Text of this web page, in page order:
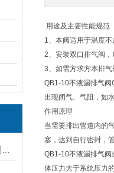
用途及主要性能规范
1、本阀适用于温度
2、安装双口排气阀
3、如需方求方本排
QB1-10不液漏排气
出现闭气、气阻，如
作用原理
当需要排出管道内的
塞，达到自行密封，
QB1-10不液漏排气
体压力大于系统压力